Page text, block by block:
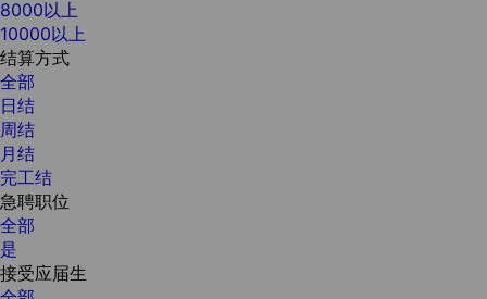
8000以上
10000以上
结算方式
全部
日结
周结
月结
完工结
急聘职位
全部
是
接受应届生